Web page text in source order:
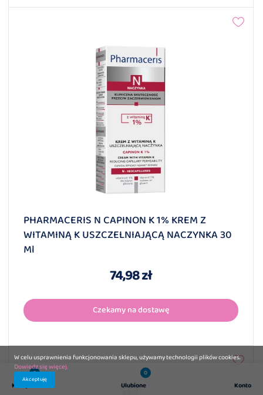
0
Koszyk
0
Ulubione Konto
PHARMACERIS N CAPINON K 1% KREM Z
WITAMINĄ K USZCZELNIAJĄCĄ NACZYNKA 30
Ml
74,98 zł
Czekamy na dostawę
W celu usprawnienia funkcjonowania sklepu, używamy technologii plików cookies.
Dowiedz się więcej.
Akceptuję